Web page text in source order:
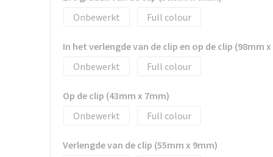
Onbewerkt
Full colour
In het verlengde van de clip en op de clip (98mm
Onbewerkt
Full colour
Op de clip (43mm x 7mm)
Onbewerkt
Full colour
Verlengde van de clip (55mm x 9mm)